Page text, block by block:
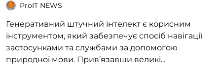
ProIT NEWS
Генеративний штучний інтелект є корисним
інструментом, який забезпечує спосіб навігації
застосунками та службами за допомогою
природної мови. Прив’язавши великі...